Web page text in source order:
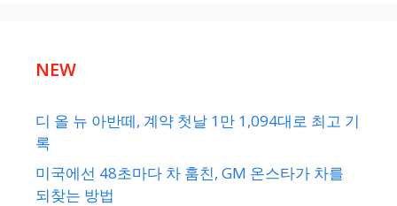
NEW
디 올 뉴 아반떼, 계약 첫날 1만 1,094대로 최고 기
록
미국에선 48초마다 차 훔친, GM 온스타가 차를
되찾는 방법